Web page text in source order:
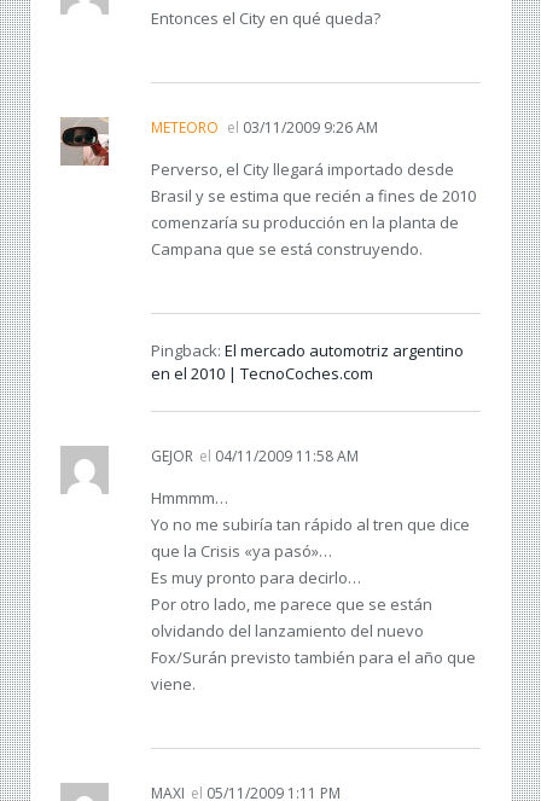
Entonces el City en qué queda?
METEORO el 03/11/2009 9:26 AM
Perverso, el City llegará importado desde
Brasil y se estima que recién a fines de 2010
comenzaría su producción en la planta de
Campana que se está construyendo.
Pingback: El mercado automotriz argentino
en el 2010 | TecnoCoches.com
GEJOR el 04/11/2009 11:58 AM
Hmmmm…
Yo no me subiría tan rápido al tren que dice
que la Crisis «ya pasó»…
Es muy pronto para decirlo…
Por otro lado, me parece que se están
olvidando del lanzamiento del nuevo
Fox/Surán previsto también para el año que
viene.
MAXI el 05/11/2009 1:11 PM